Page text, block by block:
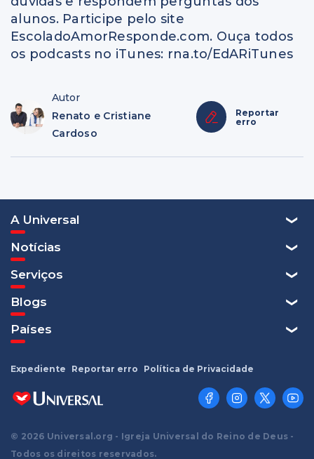
alunos. Participe pelo site
EscoladoAmorResponde.com. Ouça todos
os podcasts no iTunes: rna.to/EdARiTunes
Autor
Renato e Cristiane
Cardoso
Reportar
erro
A Universal
Notícias
Serviços
Blogs
Países
© 2026 Universal.org - Igreja Universal do Reino de Deus -
Todos os direitos reservados.
Expediente Reportar erro Política de Privacidade